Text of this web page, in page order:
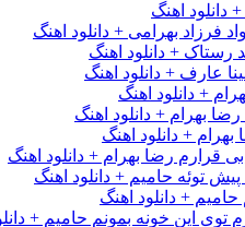
دانلود اهنگ
فرزاد بهرامی + دانلود اهنگ
رستاک + دانلود اهنگ
عارف + دانلود اهنگ
+ دانلود اهنگ
بهرام + دانلود اهنگ
+ دانلود اهنگ
قرارم رضا بهرام + دانلود اهنگ
توئه حامیم + دانلود اهنگ
+ دانلود اهنگ
توی این خونه بمونم حامیم +